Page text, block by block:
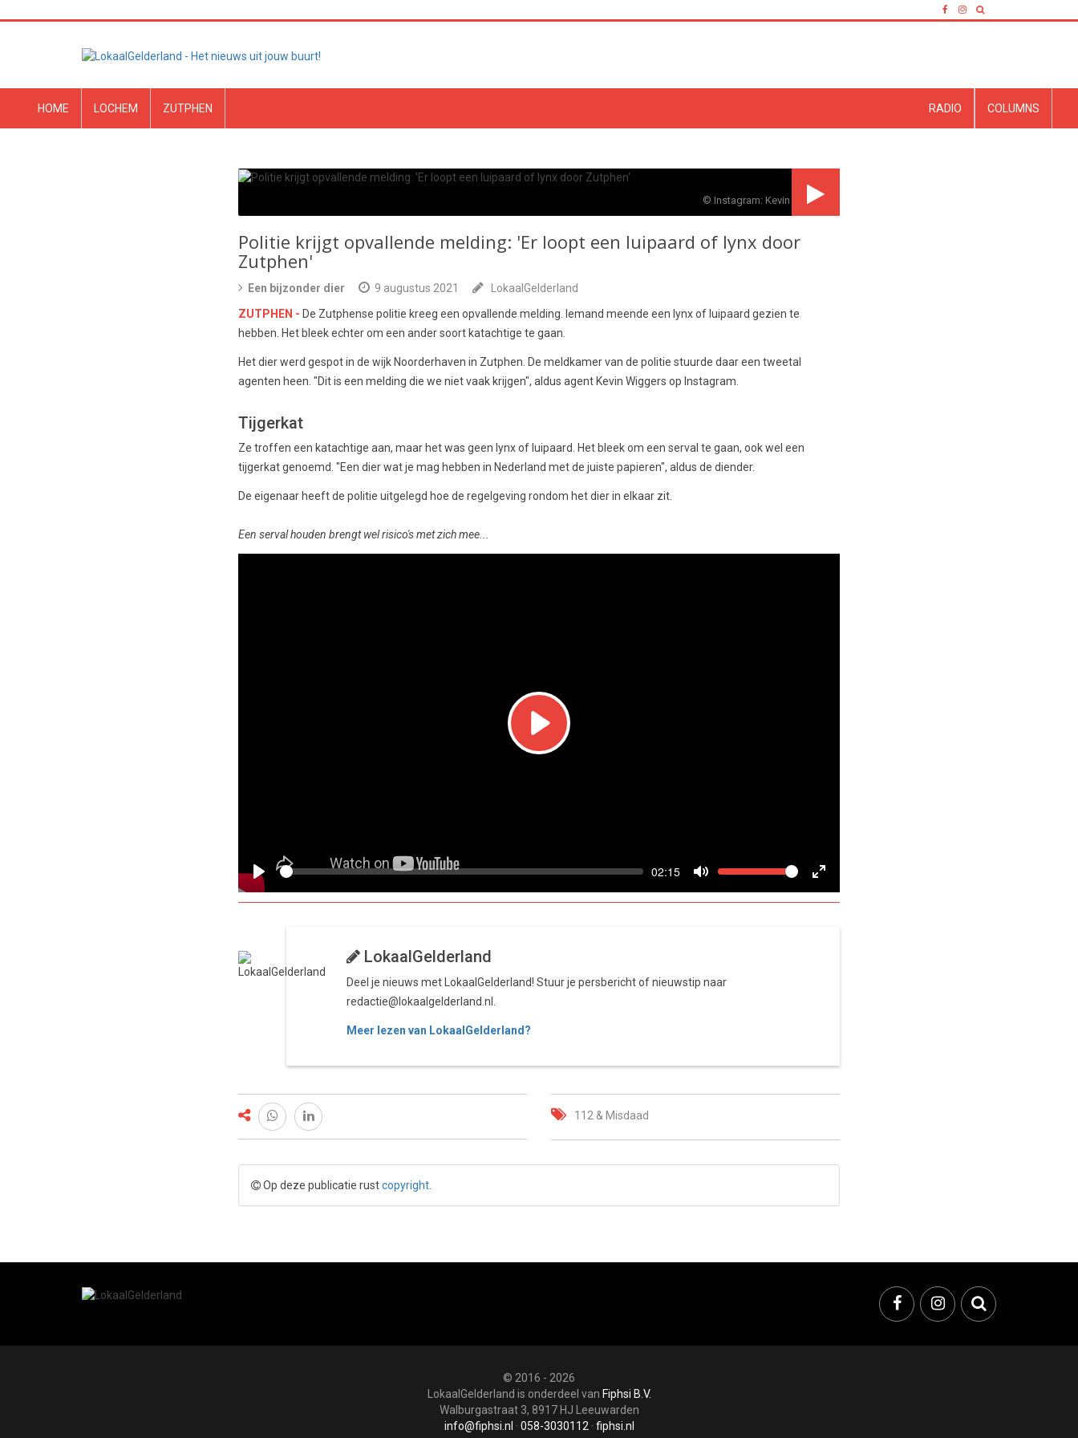
HOME LOCHEM ZUTPHEN COLUMNS
RADIO
© Instagram: Kevin Wiggers
Politie krijgt opvallende melding: 'Er loopt een luipaard of lynx door
Zutphen'
Een bijzonder dier 9 augustus 2021
LokaalGelderland
ZUTPHEN - De Zutphense politie kreeg een opvallende melding. Iemand meende een lynx of luipaard gezien te
hebben. Het bleek echter om een ander soort katachtige te gaan.
Het dier werd gespot in de wijk Noorderhaven in Zutphen. De meldkamer van de politie stuurde daar een tweetal
agenten heen. "Dit is een melding die we niet vaak krijgen", aldus agent Kevin Wiggers op Instagram.
Tijgerkat
Ze troffen een katachtige aan, maar het was geen lynx of luipaard. Het bleek om een serval te gaan, ook wel een
tijgerkat genoemd. "Een dier wat je mag hebben in Nederland met de juiste papieren", aldus de diender.
De eigenaar heeft de politie uitgelegd hoe de regelgeving rondom het dier in elkaar zit.
Een serval houden brengt wel risico's met zich mee...
Play
Play
Seek Current
02:15
Mute
Volume
Fullscreen
LokaalGelderland
Deel je nieuws met LokaalGelderland! Stuur je persbericht of nieuwstip naar
redactie@lokaalgelderland.nl.
Meer lezen van LokaalGelderland?
112 & Misdaad
Op deze publicatie rustcopyright
© 2016 - 2026
LokaalGelderland is onderdeel van Fiphsi B.V.
Walburgastraat 3, 8917 HJ Leeuwarden
info@fiphsi.nl · 058-3030112 · fiphsi.nl